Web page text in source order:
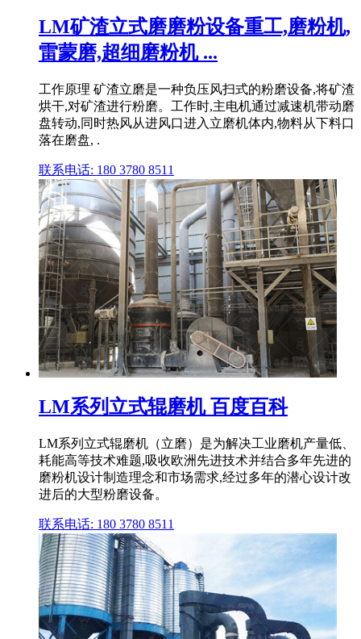
LM矿渣立式磨磨粉设备重工,磨粉机,
雷蒙磨,超细磨粉机 ...
工作原理 矿渣立磨是一种负压风扫式的粉磨设备,将矿渣
烘干,对矿渣进行粉磨。工作时,主电机通过减速机带动磨
盘转动,同时热风从进风口进入立磨机体内,物料从下料口
落在磨盘, .
联系电话: 180 3780 8511
LM系列立式辊磨机 百度百科
LM系列立式辊磨机（立磨）是为解决工业磨机产量低、
耗能高等技术难题,吸收欧洲先进技术并结合多年先进的
磨粉机设计制造理念和市场需求,经过多年的潜心设计改
进后的大型粉磨设备。
联系电话: 180 3780 8511